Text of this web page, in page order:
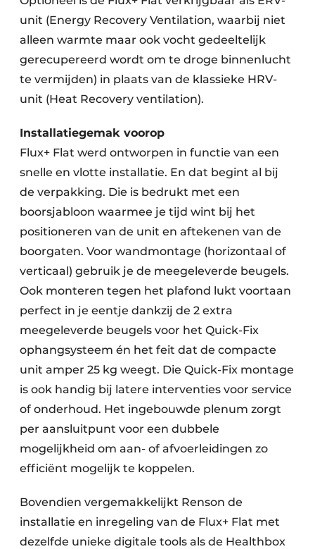
unit (Energy Recovery Ventilation, waarbij niet
alleen warmte maar ook vocht gedeeltelijk
gerecupereerd wordt om te droge binnenlucht
te vermijden) in plaats van de klassieke HRV-
unit (Heat Recovery ventilation).
Installatiegemak voorop
Flux+ Flat werd ontworpen in functie van een
snelle en vlotte installatie. En dat begint al bij
de verpakking. Die is bedrukt met een
boorsjabloon waarmee je tijd wint bij het
positioneren van de unit en aftekenen van de
boorgaten. Voor wandmontage (horizontaal of
verticaal) gebruik je de meegeleverde beugels.
Ook monteren tegen het plafond lukt voortaan
perfect in je eentje dankzij de 2 extra
meegeleverde beugels voor het Quick-Fix
ophangsysteem én het feit dat de compacte
unit amper 25 kg weegt. Die Quick-Fix montage
is ook handig bij latere interventies voor service
of onderhoud. Het ingebouwde plenum zorgt
per aansluitpunt voor een dubbele
mogelijkheid om aan- of afvoerleidingen zo
efficiënt mogelijk te koppelen.
Bovendien vergemakkelijkt Renson de
installatie en inregeling van de Flux+ Flat met
dezelfde unieke digitale tools als de Healthbox